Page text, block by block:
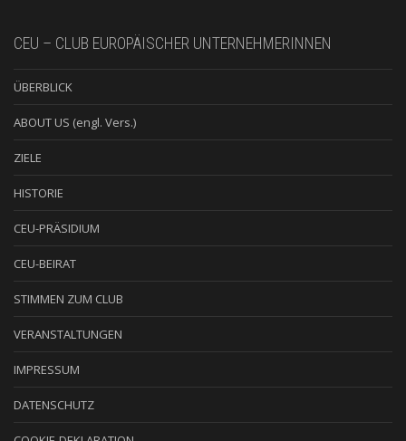
CEU – CLUB EUROPÄISCHER UNTERNEHMERINNEN
ÜBERBLICK
ABOUT US (engl. Vers.)
ZIELE
HISTORIE
CEU-PRÄSIDIUM
CEU-BEIRAT
STIMMEN ZUM CLUB
VERANSTALTUNGEN
IMPRESSUM
DATENSCHUTZ